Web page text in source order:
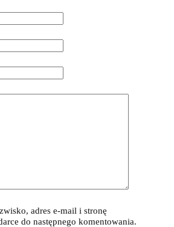
adres e-mail i stronę
do następnego komentowania.